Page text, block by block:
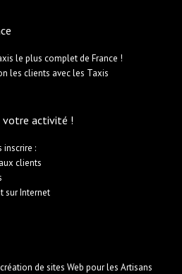
le plus complet de France !
les clients avec les Taxis
votre activité !
inscrire :
clients
sur Internet
de sites Web pour les Artisans